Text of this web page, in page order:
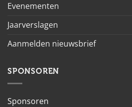
Evenementen
Jaarverslagen
Aanmelden nieuwsbrief
SPONSOREN
Sponsoren